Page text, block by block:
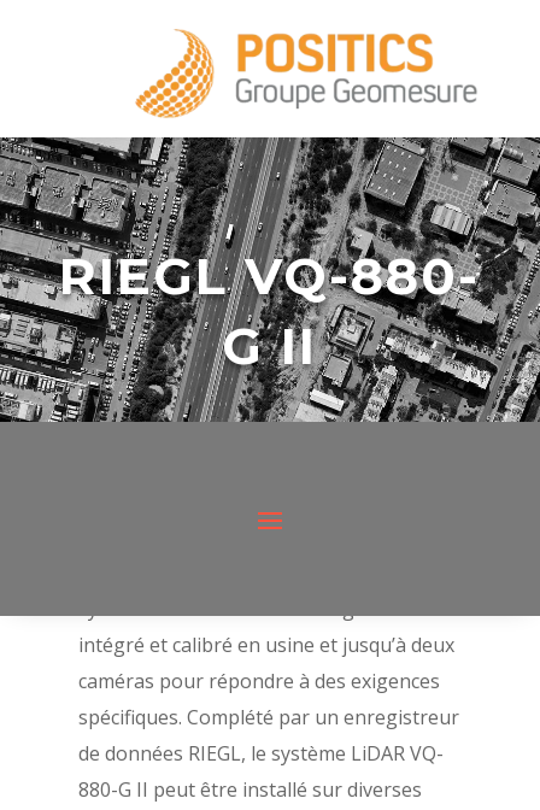
RIEGL VQ-880-
G II
+33 1 39 16 20 28
infos@positics.fr
laser aéroporté topo-bathymétrique VQ-
intégré et calibré en usine et jusqu’à deux
caméras pour répondre à des exigences
spécifiques. Complété par un enregistreur
de données RIEGL, le système LiDAR VQ-
880-G II peut être installé sur diverses